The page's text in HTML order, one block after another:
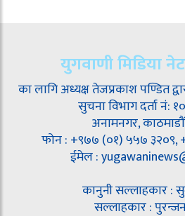
युगवाणी मिडिया
का लागि अध्यक्ष तेजप्रकाश पण्डित
सुचना विभाग दर्ता नं:
अनामनगर,
फोन : +९७७ (०१) ५५७ ३२०९,
ईमेल :
कानुनी सल्लाहकार :
सल्लाहकार :